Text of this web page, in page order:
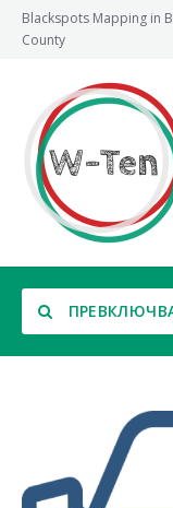
Blackspots Mapping in
County
Категория